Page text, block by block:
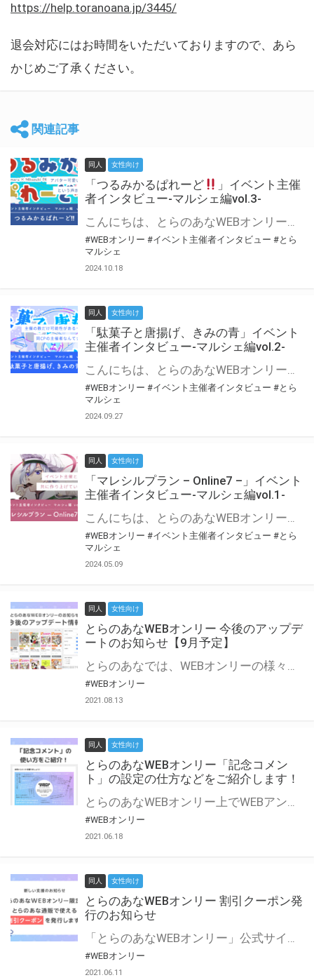
https://help.toranoana.jp/3445/
退会対応にはお時間をいただいておりますので、あら
かじめご了承ください。
関連記事
同人 女性向け
「つるみかるぱれーど
」イベント主催
者インタビュー-マルシェ編vol.3-
こんにちは、とらのあなWEBオンリー運営スタッフです。 新たにお届けする、イベント主催者インタビュー-マルシェ編-は、 とらのあなWEBオンリー「マルシェ」をご利用した主催様に 「マルシェ」を使って開催した感想や心がけをお聞きする企画です。 今回は、WEBオンリー初開催「つるみかるぱれーど
#WEBオンリー #イベント主催者インタビュー #とら
マルシェ
2024.10.18
同人 女性向け
「駄菓子と唐揚げ、きみの青」イベント
主催者インタビュー-マルシェ編vol.2-
こんにちは、とらのあなWEBオンリー運営スタッフです。 新たにお届けする、イベント主催者インタビュー-マルシェ編-は、 とらのあなWEBオンリー「マルシェ」をご利用の主催様に 「マルシェ」を使ってイベントを開催した感想や心がけをお聞きする企画です。 今回は、WEBオンリー初開催「駄菓子と唐揚げ、きみの青」より、 主催のぎこ六屋様にお話を伺いました。 協力：ぎこ六屋様／イベント公式Twitter（@krkgwks） とらのあなWEBオンリー「マルシェ」とは？ WEBオンリーでリアルタイムでコミュニケーションがとれるオンライン会場です。
#WEBオンリー #イベント主催者インタビュー #とら
マルシェ
2024.09.27
同人 女性向け
「マレシルプラン – Online7 –」イベント
主催者インタビュー-マルシェ編vol.1-
こんにちは、とらのあなWEBオンリー運営スタッフです。 新たにお届けする、イベント主催者インタビュー-マルシェ編-は、 とらのあなWEBオンリー「マルシェ」をご利用した主催様に 「マルシェ」を使って開催した感想や心がけをお聞きする企画です。 今回は、WEBオンリー開催7回目迎えた「マレシルプラン – Online7 –」より、 主催の玉川うた様にお話を伺いました。 ▼マレシルプランのインタビュー前回記事 「イベント主催者インタビュー vol.6」はこちら 協力：玉川うた様（マレシルプラン実行委員会 代表）／イベント公式Twitter（@mallesil_plan） とらのあなWEBオンリー「マルシェ」とは？ WEBオンリーでリアルタイムでコミュニケーションがとれるオンライン会場です。
#WEBオンリー #イベント主催者インタビュー #とら
マルシェ
2024.05.09
同人 女性向け
とらのあなWEBオンリー 今後のアップデ
ートのお知らせ【9月予定】
とらのあなでは、WEBオンリーの様々な支援を実施しています。 今回は2021年9月に実装を予定しているアップデート情報についてご紹介いたします。 とらのあなWEBオンリーサイトはこちら
#WEBオンリー
2021.08.13
同人 女性向け
とらのあなWEBオンリー「記念コメン
ト」の設定の仕方などをご紹介します！
とらのあなWEBオンリー上でWEBアンソロジーが作成できる「記念コメント」について、その使い方や作成手順を解説します！ 支援タイプを「サークル参加型」「サークル参加型・マルシェ(イベント会場)機能付き」でお申し込みいただいている主催者様はぜひご活用ください♪ とらのあなWEBオンリーサイトはこちら
#WEBオンリー
2021.06.18
同人 女性向け
とらのあなWEBオンリー 割引クーポン発
行のお知らせ
「とらのあなWEBオンリー」公式サイトでとらのあな通販の「割引クーポン」を配布中！ イベントごとに開催当日限定で使える割引クーポンのシリアルコードを発行します。 とらのあなWEBオンリーのページをチェックして、イベント当日にお得にお買い物を楽しみましょう♪ ※本キャンペーンは予告なく終了する場合がございます。 とらのあなWEBオンリーサイトはこちら
#WEBオンリー
2021.06.11